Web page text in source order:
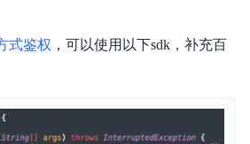
式鉴权 ，可以使用以下sdk，补充百